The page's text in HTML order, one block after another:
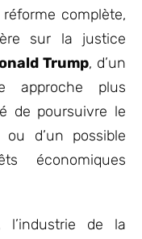
complète,
sur la justice
Trump, d’un
approche plus
de poursuivre le
d’un possible
économiques
de la